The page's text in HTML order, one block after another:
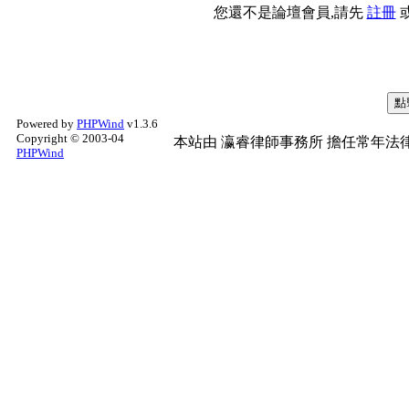
您還不是論壇會員,請先 註冊
Powered by PHPWind v1.3.6
Copyright © 2003-04
PHPWind
本站由 瀛睿律師事務所 擔任常年法